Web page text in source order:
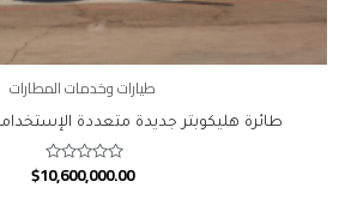
طيارات وخدمات المطارات
طائرة هليكوبتر جديدة متعددة
Rated
$10,600,000.00